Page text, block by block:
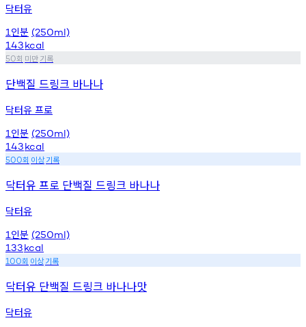
닥터유
1 인분 (250ml)
143kcal
50회 미만기록
단백질 드링크 바나나
닥터유 프로
1 인분 (250ml)
143kcal
500회 이상기록
닥터유 프로 단백질 드링크 바나나
닥터유
1 인분 (250ml)
133kcal
100회 이상기록
닥터유 단백질 드링크 바나나맛
닥터유